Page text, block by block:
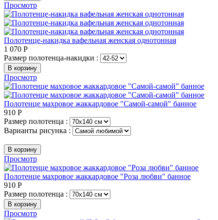
Просмотр
Полотенце-накидка вафельная женская однотонная
1 070 Р
Размер полотенца-накидки :
В корзину
Просмотр
Полотенце махровое жаккардовое "Самой-самой" банное
910 Р
Размер полотенца :
Варианты рисунка :
В корзину
Просмотр
Полотенце махровое жаккардовое "Роза любви" банное
910 Р
Размер полотенца :
В корзину
Просмотр